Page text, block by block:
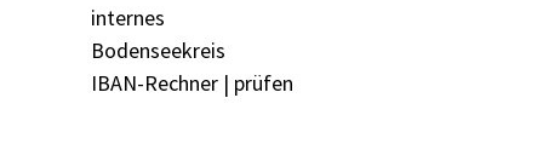
internes
Bodenseekreis
IBAN-Rechner | prüfen